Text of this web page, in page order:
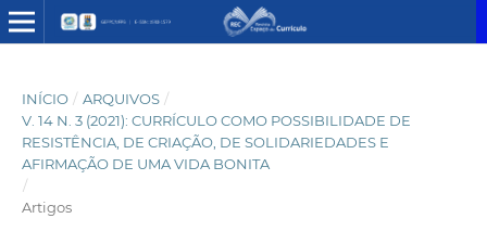
INÍCIO / ARQUIVOS /
V. 14 N. 3 (2021): CURRÍCULO COMO POSSIBILIDADE DE
RESISTÊNCIA, DE CRIAÇÃO, DE SOLIDARIEDADES E
AFIRMAÇÃO DE UMA VIDA BONITA
/
Artigos